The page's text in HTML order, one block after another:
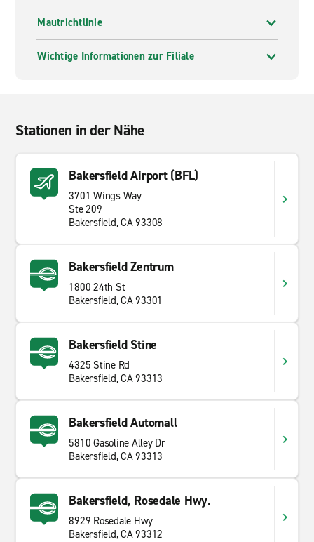
Mautrichtlinie
Wichtige Informationen zur Filiale
Stationen in der Nähe
Bakersfield Airport (BFL)
3701 Wings Way
Ste 209
Bakersfield, CA 93308
Bakersfield Zentrum
1800 24th St
Bakersfield, CA 93301
Bakersfield Stine
4325 Stine Rd
Bakersfield, CA 93313
Bakersfield Automall
5810 Gasoline Alley Dr
Bakersfield, CA 93313
Bakersfield, Rosedale Hwy.
8929 Rosedale Hwy
Bakersfield, CA 93312